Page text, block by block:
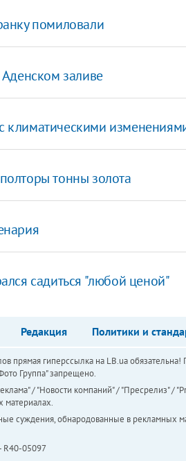
помиловали
заливе
климатическими
тонны золота
садиться "любой ценой"
Редакция Политики и
прямая гиперссылка на LB.ua
Группа" запрещено.
/ "Новости компаний" / "Пресрелиз" /
материалах.
суждения, обнародованные в рекламных
R40-05097